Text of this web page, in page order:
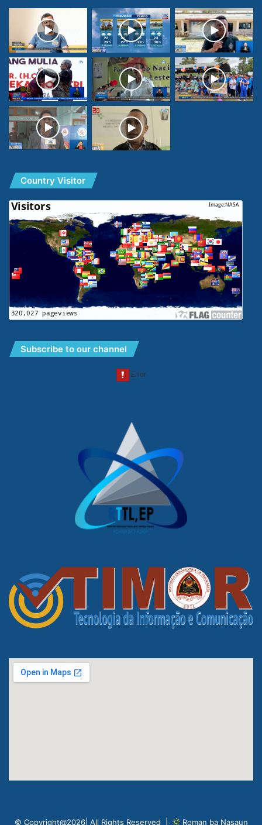
Country Visitor
Subscribe to our channel
© Copyright@2026| All Rights Reserved | Roman ba Nasaun